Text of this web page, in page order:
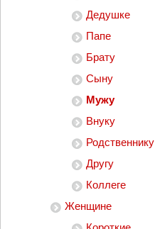
Дедушке
Папе
Брату
Сыну
Мужу
Внуку
Родственнику
Другу
Коллеге
Женщине